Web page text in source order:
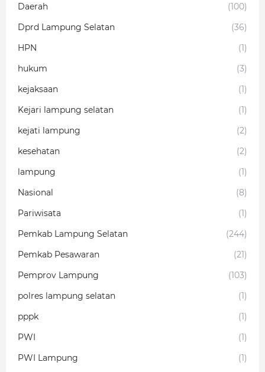
Daerah
(100)
Dprd Lampung Selatan
(36)
HPN
(1)
hukum
(3)
kejaksaan
(1)
Kejari lampung selatan
(1)
kejati lampung
(2)
kesehatan
(2)
lampung
(1)
Nasional
(8)
Pariwisata
(1)
Pemkab Lampung Selatan
(244)
Pemkab Pesawaran
(21)
Pemprov Lampung
(103)
polres lampung selatan
(1)
pppk
(1)
PWI
(1)
PWI Lampung
(1)